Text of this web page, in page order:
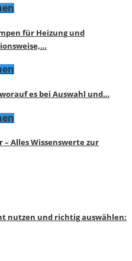
für Heizung und
es bei Auswahl und…
– Alles Wissenswerte zur
nutzen und richtig auswählen: